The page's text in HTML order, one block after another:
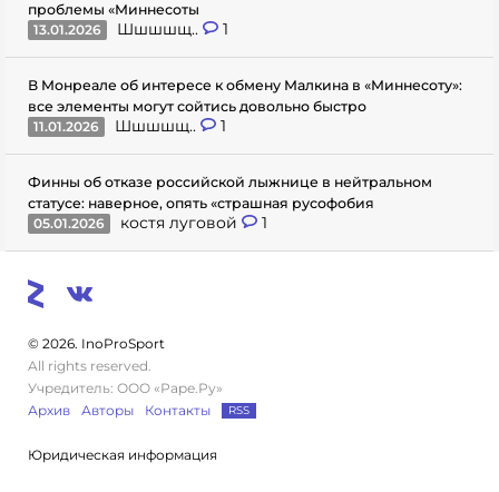
проблемы «Миннесоты
13.01.2026
Шшшшщ.. 1
В Монреале об интересе к обмену Малкина в «Миннесоту»:
все элементы могут сойтись довольно быстро
11.01.2026
Шшшшщ.. 1
Финны об отказе российской лыжнице в нейтральном
статусе: наверное, опять «страшная русофобия
05.01.2026
костя луговой 1
© 2026. InoProSport
All rights reserved.
Учредитель: ООО «Раре.Ру»
Архив
Авторы Контакты RSS
Юридическая информация